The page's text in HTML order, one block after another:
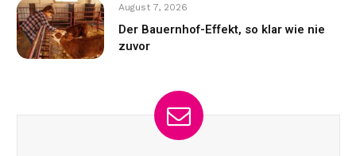
August 7, 2026
Der Bauernhof-Effekt, so klar wie nie
zuvor